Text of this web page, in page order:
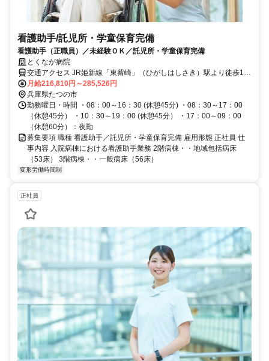
看護助手/託児所・学童保育完備
看護助手（正職員）／未経験ＯＫ／託児所・学童保育完備
とくなが病院
交通アクセス JR姫新線「東觜崎」（ひがしはしさき）駅より徒歩10
分
月給216,810円～285,526円
兵庫県たつの市
勤務曜日・時間 ・08：00～16：30 (休憩45分) ・08：30～17：00
（休憩45分） ・10：30～19：00 (休憩45分） ・17：00～09：00
（休憩60分）：夜勤
募集要項 職種 看護助手／託児所・学童保育完備 雇用形態 正社員 仕
事内容 入院病棟における看護助手業務 2階病棟・・地域包括病床
（53床） 3階病棟・・一般病床（56床）
変形労働時間制
正社員